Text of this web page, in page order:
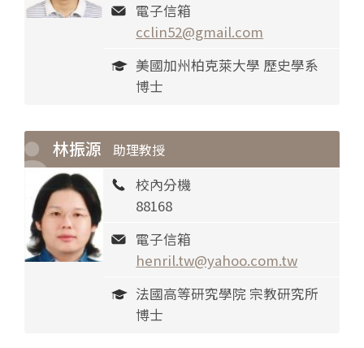
電子信箱
cclin52@gmail.com
美國加州柏克萊大學 歷史學系
博士
林振源 助理教授
校內分機
88168
電子信箱
henril.tw@yahoo.com.tw
法國高等研究學院 宗教研究所
博士